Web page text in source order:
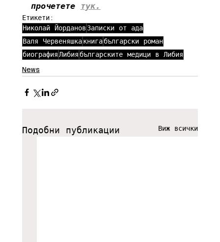
прочетете
тук.
Етикети:
Николай Йорданов Записки от ада
Валя Червеняшка книгабългарски роман
биография Либиябългарските медици в Либия
News
Подобни публикации Виж всички